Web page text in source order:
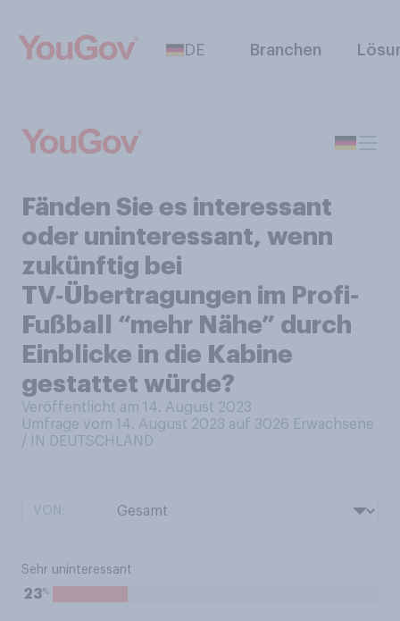
DE Branchen
Fänden Sie es interessant
oder uninteressant, wenn
zukünftig bei
TV‑Übertragungen im Profi-
Fußball “mehr Nähe” durch
Einblicke in die Kabine
gestattet würde?
Veröffentlicht am 14. August 2023
Umfrage vom 14. August 2023 auf 3026 Erwachsene
/ IN DEUTSCHLAND
Sehr uninteressant
23%